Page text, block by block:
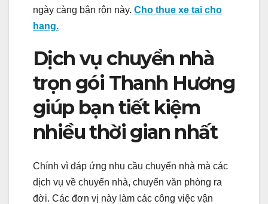
ngày càng bận rộn này. Cho thue xe tai cho
hang.
Dịch vụ chuyển nhà
trọn gói Thanh Hương
giúp bạn tiết kiệm
nhiều thời gian nhất
Chính vì đáp ứng nhu cầu chuyển nhà mà các
dịch vụ về chuyển nhà, chuyển văn phòng ra
đời. Các đơn vị này làm các công việc vận